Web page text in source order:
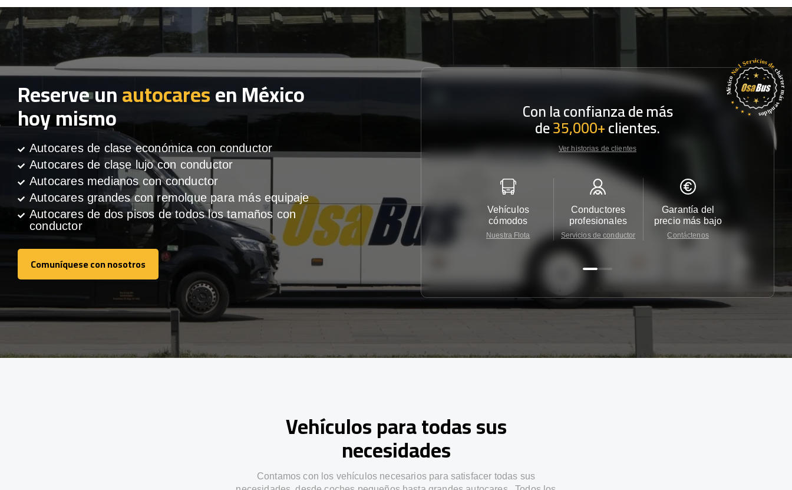
Reserve unautocaresen México
hoy mismo
Autocares de clase económica con conductor
Autocares de clase lujo con conductor
Autocares medianos con conductor
Autocares grandes con remolque para más equipaje
Autocares de dos pisos de todos los tamaños con
conductor
Comuníquese con nosotros
Comuníquese con nosotros
Con la confianza de más
de35,000+clientes.
Ver historias de clientes
Vehículos
cómodos
Nuestra Flota
Conductores
profesionales
Servicios de conductor
Garantía del
precio más bajo
Contáctenos
Vehículos para todas sus
necesidades
Contamos con los vehículos necesarios para satisfacer todas sus